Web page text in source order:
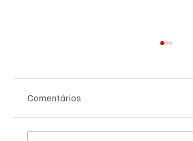
Comentários